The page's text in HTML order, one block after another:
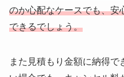
のか心配なケースでも、安
できるでしょう。
また見積もり金額に納得で